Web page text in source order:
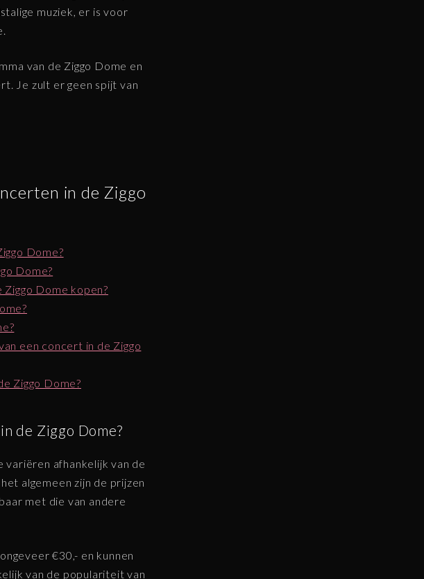
muziek, er is voor
van de Ziggo Dome en
Je zult er geen spijt van
in de Ziggo
Dome?
Dome?
Dome kopen?
een concert in de Ziggo
Ziggo Dome?
de Ziggo Dome?
variëren afhankelijk van de
algemeen zijn de prijzen
met die van andere
€30,- en kunnen
van de populariteit van